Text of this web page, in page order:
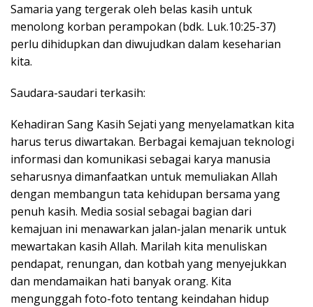
Samaria yang tergerak oleh belas kasih untuk
menolong korban perampokan (bdk. Luk.10:25-37)
perlu dihidupkan dan diwujudkan dalam keseharian
kita.
Saudara-saudari terkasih:
Kehadiran Sang Kasih Sejati yang menyelamatkan kita
harus terus diwartakan. Berbagai kemajuan teknologi
informasi dan komunikasi sebagai karya manusia
seharusnya dimanfaatkan untuk memuliakan Allah
dengan membangun tata kehidupan bersama yang
penuh kasih. Media sosial sebagai bagian dari
kemajuan ini menawarkan jalan-jalan menarik untuk
mewartakan kasih Allah. Marilah kita menuliskan
pendapat, renungan, dan kotbah yang menyejukkan
dan mendamaikan hati banyak orang. Kita
mengunggah foto-foto tentang keindahan hidup